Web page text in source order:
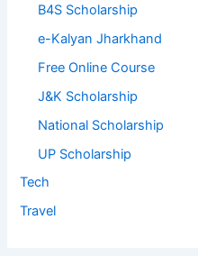
B4S Scholarship
e-Kalyan Jharkhand
Free Online Course
J&K Scholarship
National Scholarship
UP Scholarship
Tech
Travel